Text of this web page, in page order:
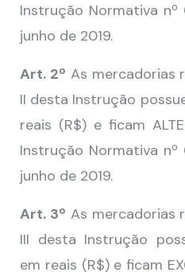
Instrução Normativa nº
junho de 2019.
Art. 2º As mercadorias
II desta Instrução
reais (R$) e ficam
Instrução Normativa nº
junho de 2019.
Art. 3º As mercadorias
III desta Instrução
em reais (R$) e ficam